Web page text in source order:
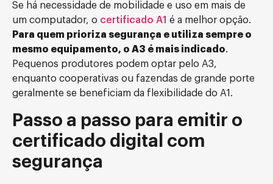
Se há necessidade de mobilidade e uso em mais de
um computador, o certificado A1 é a melhor opção.
Para quem prioriza segurança e utiliza sempre o
mesmo equipamento, o A3 é mais indicado.
Pequenos produtores podem optar pelo A3,
enquanto cooperativas ou fazendas de grande porte
geralmente se beneficiam da flexibilidade do A1.
Passo a passo para emitir o
certificado digital com
segurança